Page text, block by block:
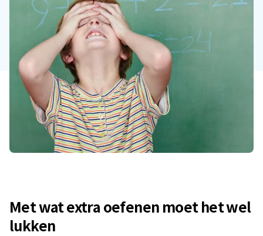
Met wat extra oefenen moet het wel
lukken